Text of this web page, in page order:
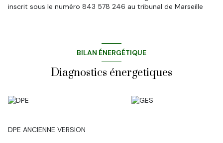
inscrit sous le numéro 843 578 246 au tribunal de Marseille
BILAN ÉNERGÉTIQUE
Diagnostics énergetiques
DPE ANCIENNE VERSION